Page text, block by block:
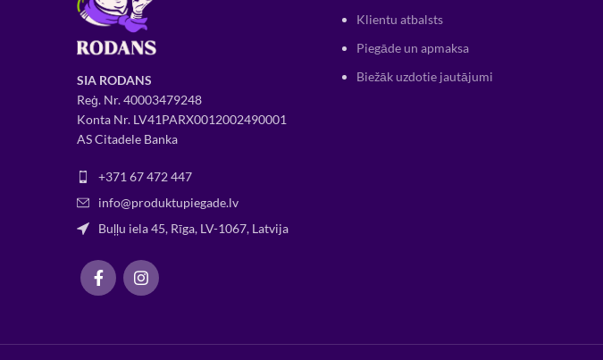
SIA RODANS
Reģ. Nr.40003479248
Konta Nr. LV41PARX0012002490001
AS Citadele Banka
+371 67 472 447
info@produktupiegade.lv
Buļļu iela 45, Rīga, LV-1067, Latvija
Klientu atbalsts
Piegāde un apmaksa
Biežāk uzdotie jautājumi